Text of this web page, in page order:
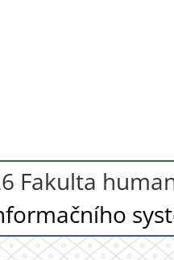
Fakulta